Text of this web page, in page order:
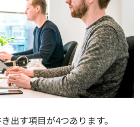
出す項目が4つあります。